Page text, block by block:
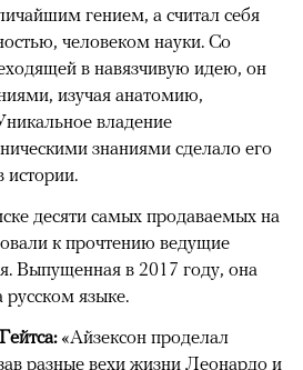
гением, а считал себя
человеком науки. Со
в навязчивую идею, он
изучая анатомию,
владение
знаниями сделало его
десяти самых продаваемых на
к прочтению ведущие
Выпущенная в 2017 году, она
русском языке.
«Айзексон проделал
разные вехи жизни Леонардо и